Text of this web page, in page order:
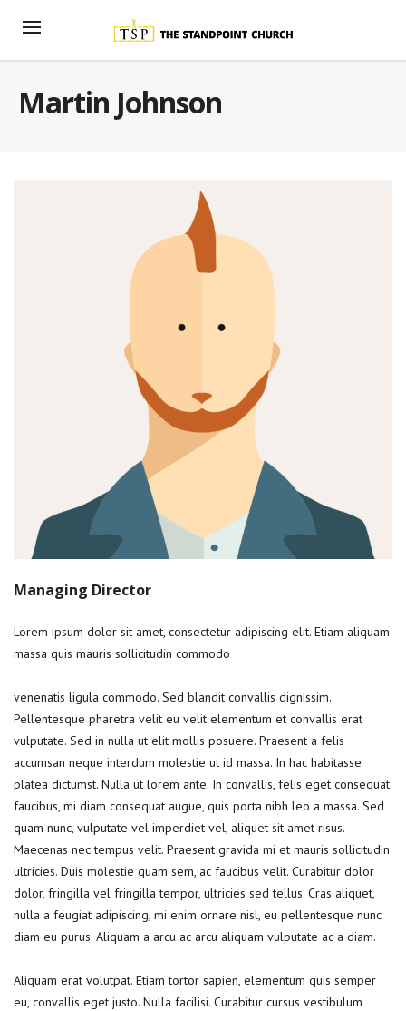
Martin Johnson
Managing Director
Lorem ipsum dolor sit amet, consectetur adipiscing elit. Etiam aliquam
massa quis mauris sollicitudin commodo
venenatis ligula commodo. Sed blandit convallis dignissim.
Pellentesque pharetra velit eu velit elementum et convallis erat
vulputate. Sed in nulla ut elit mollis posuere. Praesent a felis
accumsan neque interdum molestie ut id massa. In hac habitasse
platea dictumst. Nulla ut lorem ante. In convallis, felis eget consequat
faucibus, mi diam consequat augue, quis porta nibh leo a massa. Sed
quam nunc, vulputate vel imperdiet vel, aliquet sit amet risus.
Maecenas nec tempus velit. Praesent gravida mi et mauris sollicitudin
ultricies. Duis molestie quam sem, ac faucibus velit. Curabitur dolor
dolor, fringilla vel fringilla tempor, ultricies sed tellus. Cras aliquet,
nulla a feugiat adipiscing, mi enim ornare nisl, eu pellentesque nunc
diam eu purus. Aliquam a arcu ac arcu aliquam vulputate ac a diam.
Aliquam erat volutpat. Etiam tortor sapien, elementum quis semper
eu, convallis eget justo. Nulla facilisi. Curabitur cursus vestibulum